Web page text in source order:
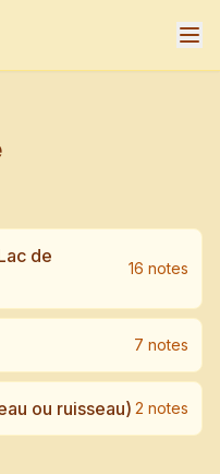
de
16 notes
7 notes
ou ruisseau) 2 notes